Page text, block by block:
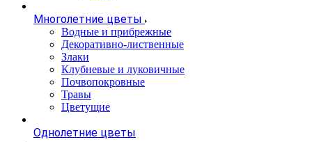
Многолетние цветы
Водные и прибрежные
Декоративно-лиственные
Злаки
Клубневые и луковичные
Почвопокровные
Травы
Цветущие
Однолетние цветы